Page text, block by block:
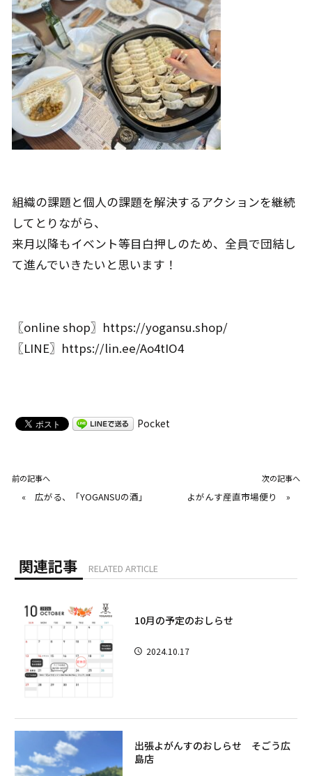
組織の課題と個人の課題を解決するアクションを継続
してとりながら、
来月以降もイベント等目白押しのため、全員で団結し
て進んでいきたいと思います！
〖online shop〗 https://yogansu.shop/
〖LINE〗 https://lin.ee/Ao4tIO4
Pocket
前の記事へ
« 広がる、「YOGANSUの酒」
次の記事へ
よがんす産直市場便り »
関連記事 RELATED ARTICLE
10月の予定のおしらせ
2024.10.17
出張よがんすのおしらせ そごう広
島店